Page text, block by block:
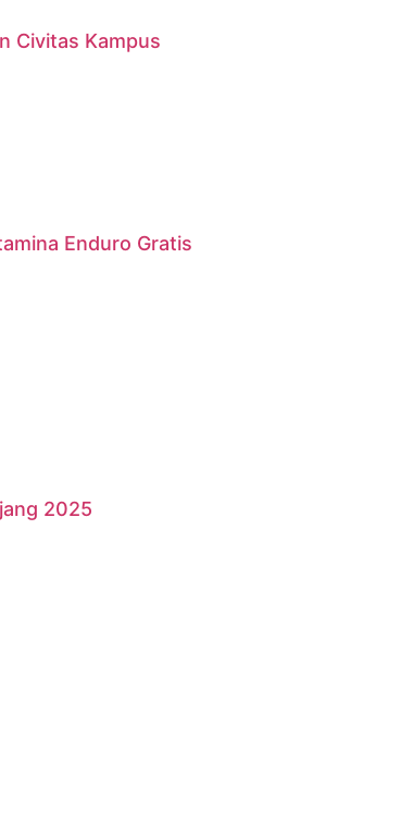
Civitas Kampus
Enduro Gratis
2025